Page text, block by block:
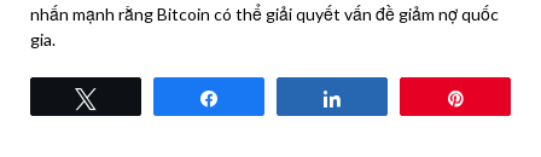
nhấn mạnh rằng Bitcoin có thể giải quyết vấn đề giảm nợ quốc
gia.